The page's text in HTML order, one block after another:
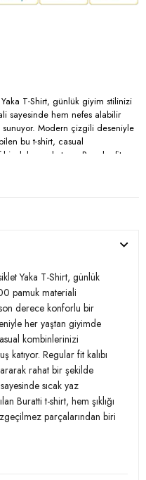
T-Shirt, günlük giyim stilinizi
sayesinde hem nefes alabilir
Modern çizgili deseniyle
bu t-shirt, casual
dokunuş katıyor. Regular fit
sararak rahat bir şekilde hareket
de kullanışlılığıyla dolabınızın
Yaka T-Shirt, günlük
pamuk materiali
derece konforlu bir
her yaştan giyimde
kombinlerinizi
katıyor. Regular fit kalıbı
rahat bir şekilde
sıcak yaz
Buratti t-shirt, hem şıklığı
parçalarından biri